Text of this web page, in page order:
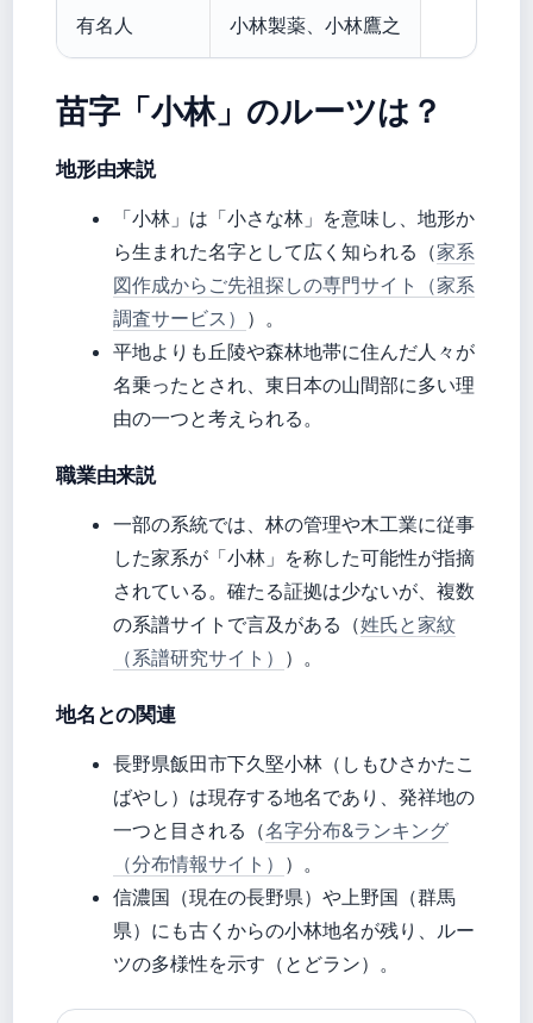
有名人 小林製薬、小林鷹之
苗字「小林」のルーツは？
地形由来説
「小林」は「小さな林」を意味し、地形か
ら生まれた名字として広く知られる（家系
図作成からご先祖探しの専門サイト（家系
調査サービス） ）。
平地よりも丘陵や森林地帯に住んだ人々が
名乗ったとされ、東日本の山間部に多い理
由の一つと考えられる。
職業由来説
一部の系統では、林の管理や木工業に従事
した家系が「小林」を称した可能性が指摘
されている。確たる証拠は少ないが、複数
の系譜サイトで言及がある（姓氏と家紋
（系譜研究サイト） ）。
地名との関連
長野県飯田市下久堅小林（しもひさかたこ
ばやし）は現存する地名であり、発祥地の
一つと目される（名字分布&ランキング
（分布情報サイト） ）。
信濃国（現在の長野県）や上野国（群馬
県）にも古くからの小林地名が残り、ルー
ツの多様性を示す（とどラン）。